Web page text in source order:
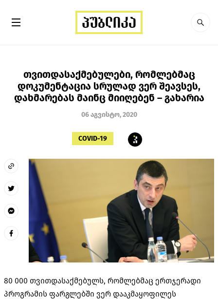
თვითდასაქმებულები, რომლებმაც
დოკუმენტაცია სრულად ვერ შეავსეს,
დახმარებას მაინც მიიღებენ – გახარია
06 აგვისტო, 2020
COVID-19
80 000 თვითდასაქმებულს, რომლებმაც ერთჯერადი
პროგრამის ფარგლებში ვერ დააკმაყოფილეს